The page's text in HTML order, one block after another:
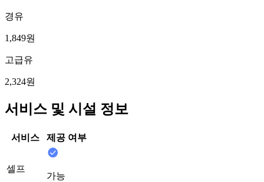
경유
1,849원
고급유
2,324원
서비스 및 시설 정보
서비스 제공 여부
셀프
가능